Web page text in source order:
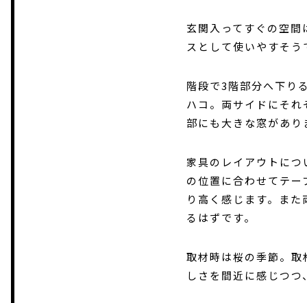
玄関入ってすぐの空
スとして使いやすそ
階段で3階部分へ下り
ハコ。両サイドにそ
部にも大きな窓があ
家具のレイアウトに
の位置に合わせてテ
り高く感じます。ま
るはずです。
取材時は桜の季節。
しさを間近に感じつ